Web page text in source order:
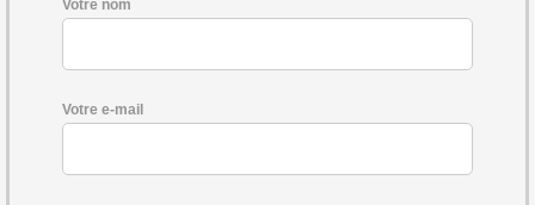
Votre nom
Votre e-mail